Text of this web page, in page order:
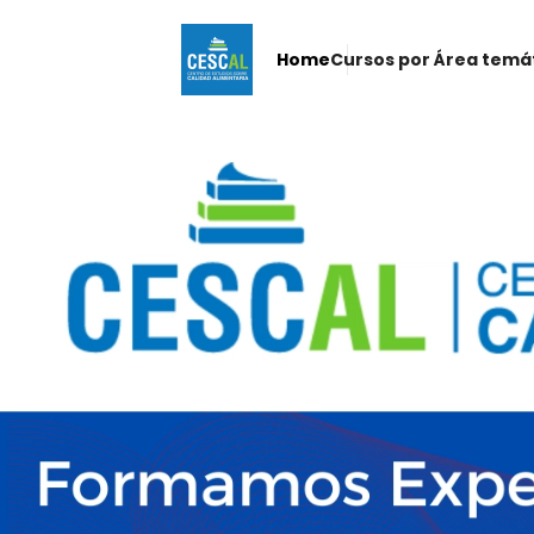
HomeCursos por Área